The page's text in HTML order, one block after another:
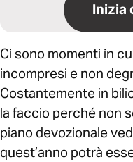
Inizia
Ci sono momenti in
incompresi e non
Costantemente in
la faccio perché non
piano devozionale
quest’anno potrà